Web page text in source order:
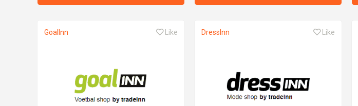
GoalInn Like DressInn Like